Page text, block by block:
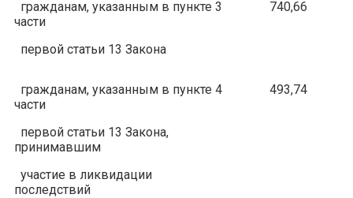
гражданам, указанным в пункте 3
части
первой статьи 13 Закона
740,66
гражданам, указанным в пункте 4
части
первой статьи 13 Закона,
принимавшим
участие в ликвидации
последствий
493,74